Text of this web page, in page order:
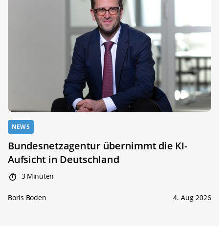
NEWS
Bundesnetzagentur übernimmt die KI-
Aufsicht in Deutschland
3 Minuten
Boris Boden 4. Aug 2026